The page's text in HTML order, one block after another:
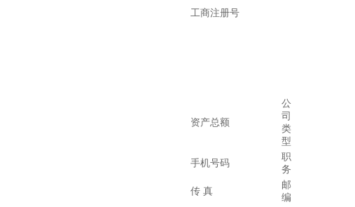
工商注册号
资产总额
公
司
类
型
手机号码
职
务
传 真
邮
编